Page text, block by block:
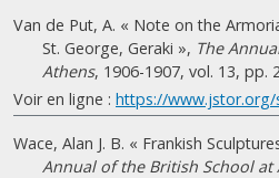
Van de Put, A. « Note on the
St. George, Geraki », The
Athens, 1906-1907, vol. 13, pp.
Voir en ligne : https://www.jstor.org/
Wace, Alan J. B. « Frankish
Annual of the British School at